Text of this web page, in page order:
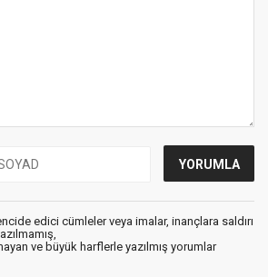
edici cümleler veya imalar, inançlara saldırı
ve büyük harflerle yazılmış yorumlar